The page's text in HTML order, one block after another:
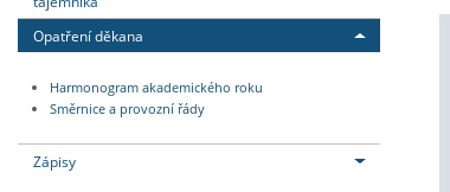
Opatření děkana
Harmonogram akademického roku
Směrnice a provozní řády
Zápisy